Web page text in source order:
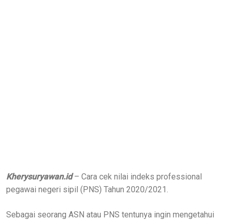
Kherysuryawan.id– Cara cek nilai indeks professional
pegawai negeri sipil (PNS) Tahun 2020/2021.
Sebagai seorang ASN atau PNS tentunya ingin mengetahui